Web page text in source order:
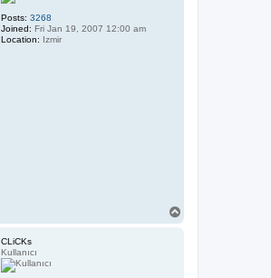
Posts: 3268
Joined: Fri Jan 19, 2007 12:00 am
Location: Izmir
CLiCKs
Kullanıcı